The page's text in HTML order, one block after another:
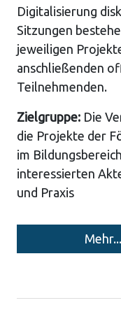
Digitalisierung
Sitzungen
jeweiligen
anschließenden
Teilnehmenden.
Zielgruppe: Die
die Projekte der
im
interessierten
und Praxis
Mehr...